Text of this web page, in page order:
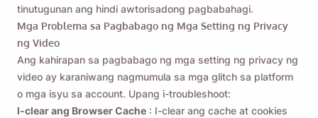
tinutugunan ang hindi awtorisadong pagbabahagi.
Mga Problema sa Pagbabago ng Mga Setting ng Privacy
ng Video
Ang kahirapan sa pagbabago ng mga setting ng privacy ng
video ay karaniwang nagmumula sa mga glitch sa platform
o mga isyu sa account. Upang i-troubleshoot:
I-clear ang Browser Cache : I-clear ang cache at cookies